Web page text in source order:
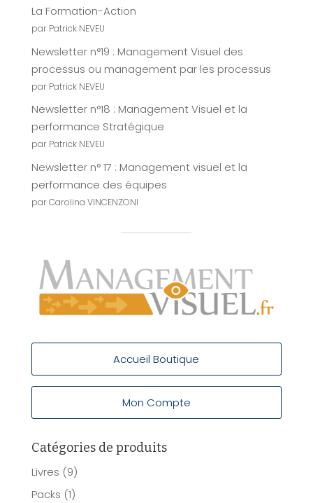
La Formation-Action
par Patrick NEVEU
Newsletter n°19 : Management Visuel des
processus ou management par les processus
par Patrick NEVEU
Newsletter n°18 : Management Visuel et la
performance Stratégique
par Patrick NEVEU
Newsletter n° 17 : Management visuel et la
performance des équipes
par Carolina VINCENZONI
Accueil Boutique
Mon Compte
Catégories de produits
Livres (9)
Packs (1)